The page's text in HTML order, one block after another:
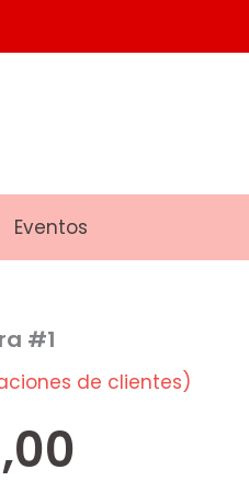
Eventos
#1
de clientes)